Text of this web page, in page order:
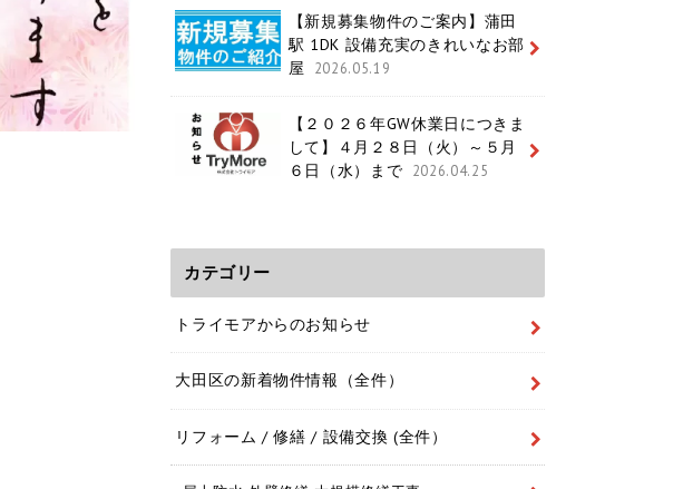
【新規募集物件のご案内】蒲田
駅 1DK 設備充実のきれいなお部
屋
2026.05.19
【２０２６年GW休業日につきま
して】４月２８日（火）～５月
６日（水）まで
2026.04.25
カテゴリー
トライモアからのお知らせ
大田区の新着物件情報（全件）
リフォーム / 修繕 / 設備交換 (全件）